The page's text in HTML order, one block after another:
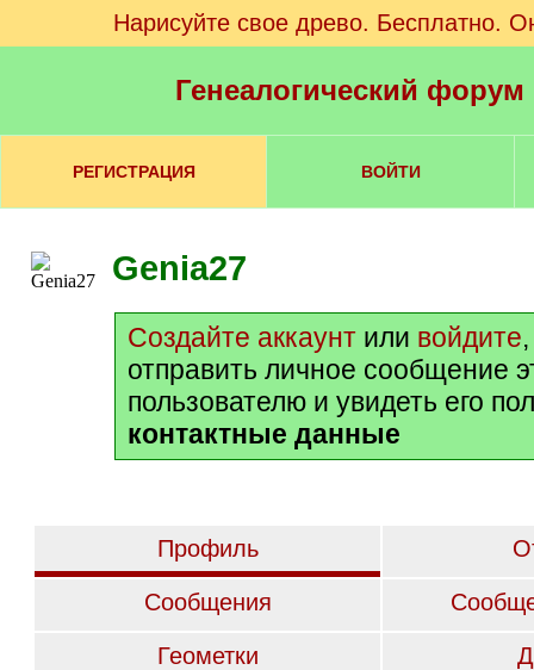
Нарисуйте свое древо. Бесплатно.
Генеалогический
РЕГИСТРАЦИЯ ВОЙТИ
Genia27
Создайте аккаунт или войдите
отправить личное сообщение
пользователю и увидеть его
контактные данные
Профиль
Сообщения
Геометки